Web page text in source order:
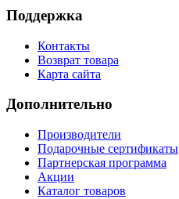
Поддержка
Контакты
Возврат товара
Карта сайта
Дополнительно
Производители
Подарочные сертификаты
Партнерская программа
Акции
Каталог товаров